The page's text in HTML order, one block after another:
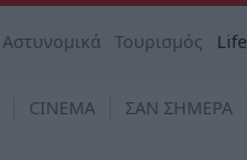
Αστυνομικά Τουρισμός Life
CINEMA ΣΑΝ ΣΗΜΕΡΑ